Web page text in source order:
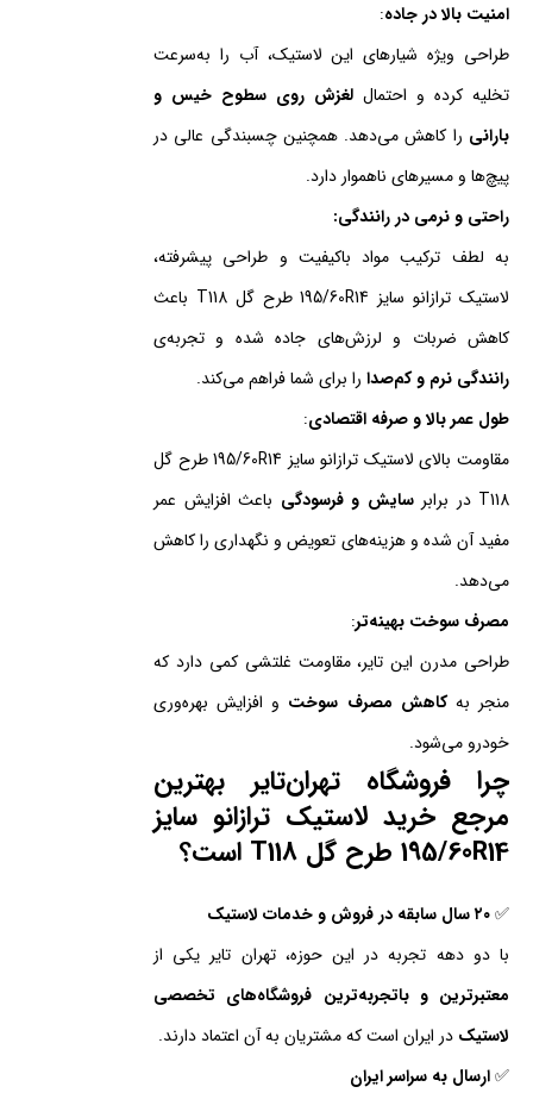
امنیت بالا در جاده:
طراحی ویژه شیارهای این لاستیک، آب را به‌سرعت
تخلیه کرده و احتمال لغزش روی سطوح خیس و
بارانی را کاهش می‌دهد. همچنین چسبندگی عالی در
پیچ‌ها و مسیرهای ناهموار دارد.
راحتی و نرمی در رانندگی:
به لطف ترکیب مواد باکیفیت و طراحی پیشرفته،
لاستیک ترازانو سایز 195/60R14 طرح گل T118 باعث
کاهش ضربات و لرزش‌های جاده شده و تجربه‌ی
رانندگی نرم و کم‌صدا را برای شما فراهم می‌کند.
طول عمر بالا و صرفه اقتصادی:
مقاومت بالای لاستیک ترازانو سایز 195/60R14 طرح گل
T118 در برابر
سایش و فرسودگی باعث افزایش عمر
مفید آن شده و هزینه‌های تعویض و نگهداری را کاهش
می‌دهد.
مصرف سوخت بهینه‌تر:
طراحی مدرن این تایر، مقاومت غلتشی کمی دارد که
منجر بهکاهش مصرف سوخت و افزایش بهره‌وری
خودرو می‌شود.
چرا فروشگاه تهران‌تایر بهترین
مرجع خرید لاستیک ترازانو سایز
195/60R14 طرح گل T118 است؟
✅۲۰ سال سابقه در فروش و خدمات لاستیک
با دو دهه تجربه در این حوزه، تهران تایر یکی از
معتبرترین و باتجربه‌ترین فروشگاه‌های تخصصی
لاستیک در ایران است که مشتریان به آن اعتماد دارند.
✅ارسال به سراسر ایران